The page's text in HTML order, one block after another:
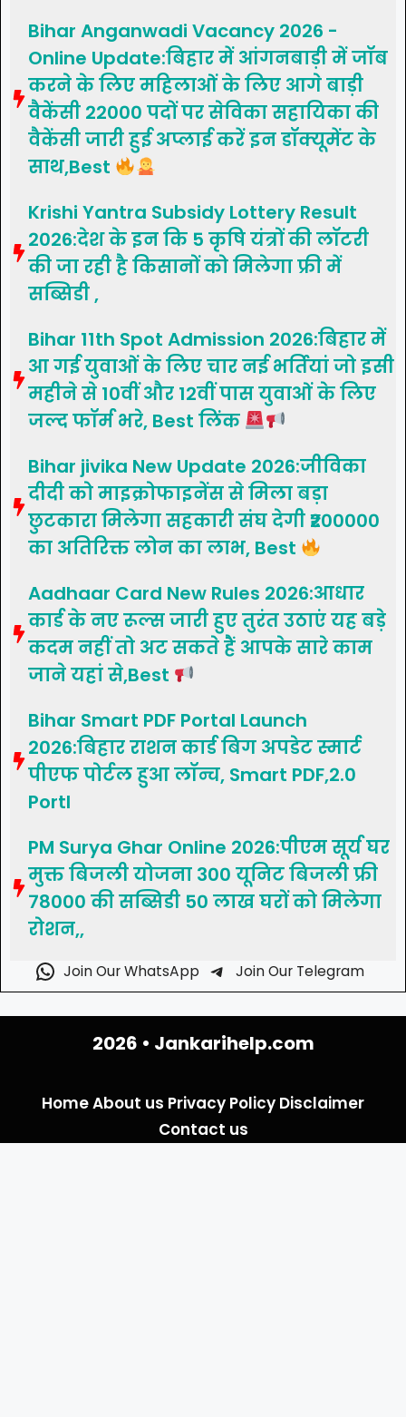
Bihar Anganwadi Vacancy 2026 -
Online Update:बिहार में आंगनबाड़ी में जॉब
करने के लिए महिलाओं के लिए आगे बाड़ी
वैकेंसी 22000 पदों पर सेविका सहायिका की
वैकेंसी जारी हुई अप्लाई करें इन डॉक्यूमेंट के
साथ,Best
Krishi Yantra Subsidy Lottery Result
2026:देश के इन कि 5 कृषि यंत्रों की लॉटरी
की जा रही है किसानों को मिलेगा फ्री में
सब्सिडी ,
Bihar 11th Spot Admission 2026:बिहार में
आ गई युवाओं के लिए चार नई भर्तियां जो इसी
महीने से 10वीं और 12वीं पास युवाओं के लिए
जल्द फॉर्म भरे, Best लिंक
Bihar jivika New Update 2026:जीविका
दीदी को माइक्रोफाइनेंस से मिला बड़ा
छुटकारा मिलेगा सहकारी संघ देगी ₹200000
का अतिरिक्त लोन का लाभ, Best
Aadhaar Card New Rules 2026:आधार
कार्ड के नए रूल्स जारी हुए तुरंत उठाएं यह बड़े
कदम नहीं तो अट सकते हैं आपके सारे काम
जाने यहां से,Best
Bihar Smart PDF Portal Launch
2026:बिहार राशन कार्ड बिग अपडेट स्मार्ट
पीएफ पोर्टल हुआ लॉन्च, Smart PDF,2.0
Portl
PM Surya Ghar Online 2026:पीएम सूर्य घर
मुक्त बिजली योजना 300 यूनिट बिजली फ्री
78000 की सब्सिडी 50 लाख घरों को मिलेगा
रोशन,,
Join Our WhatsApp Join Our Telegram
2026 • Jankarihelp.com
HomeAbout us Privacy Policy Disclaimer
Contact us